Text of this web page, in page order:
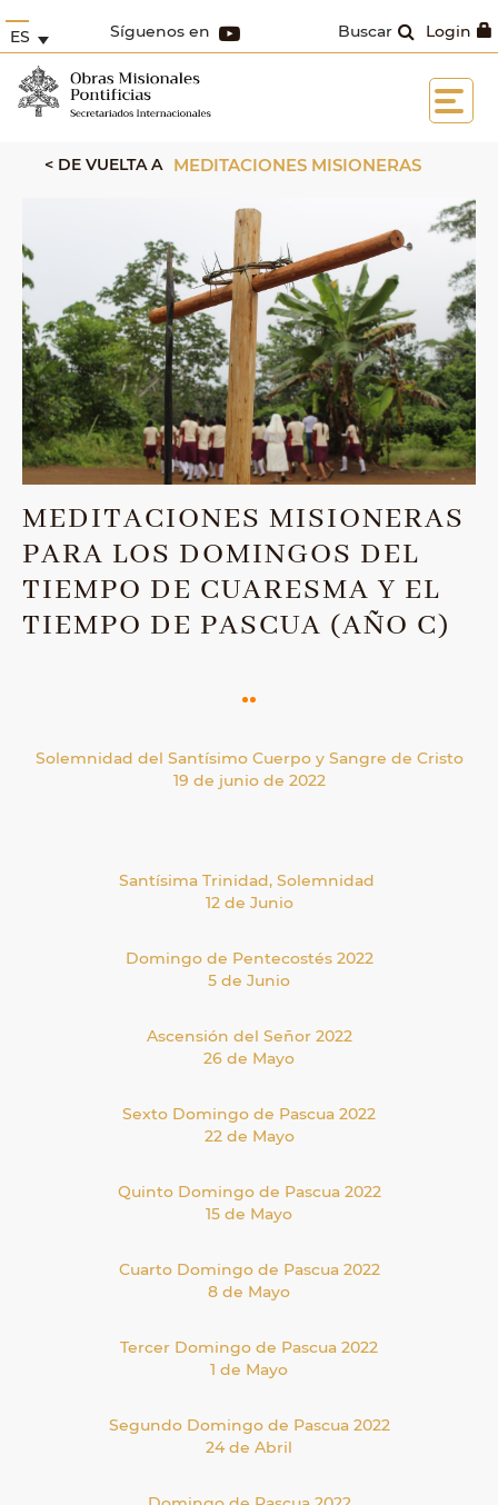
Login
Buscar
Síguenos en
ES
< DE VUELTA A MEDITACIONES MISIONERAS
MEDITACIONES MISIONERAS
PARA LOS DOMINGOS DEL
TIEMPO DE CUARESMA Y EL
TIEMPO DE PASCUA (AÑO C)
Solemnidad del Santísimo Cuerpo y Sangre de Cristo
19 de junio de 2022
Santísima Trinidad, Solemnidad
12 de Junio
Domingo de Pentecostés 2022
5 de Junio
Ascensión del Señor 2022
26 de Mayo
Sexto Domingo de Pascua 2022
22 de Mayo
Quinto Domingo de Pascua 2022
15 de Mayo
Cuarto Domingo de Pascua 2022
8 de Mayo
Tercer Domingo de Pascua 2022
1 de Mayo
Segundo Domingo de Pascua 2022
24 de Abril